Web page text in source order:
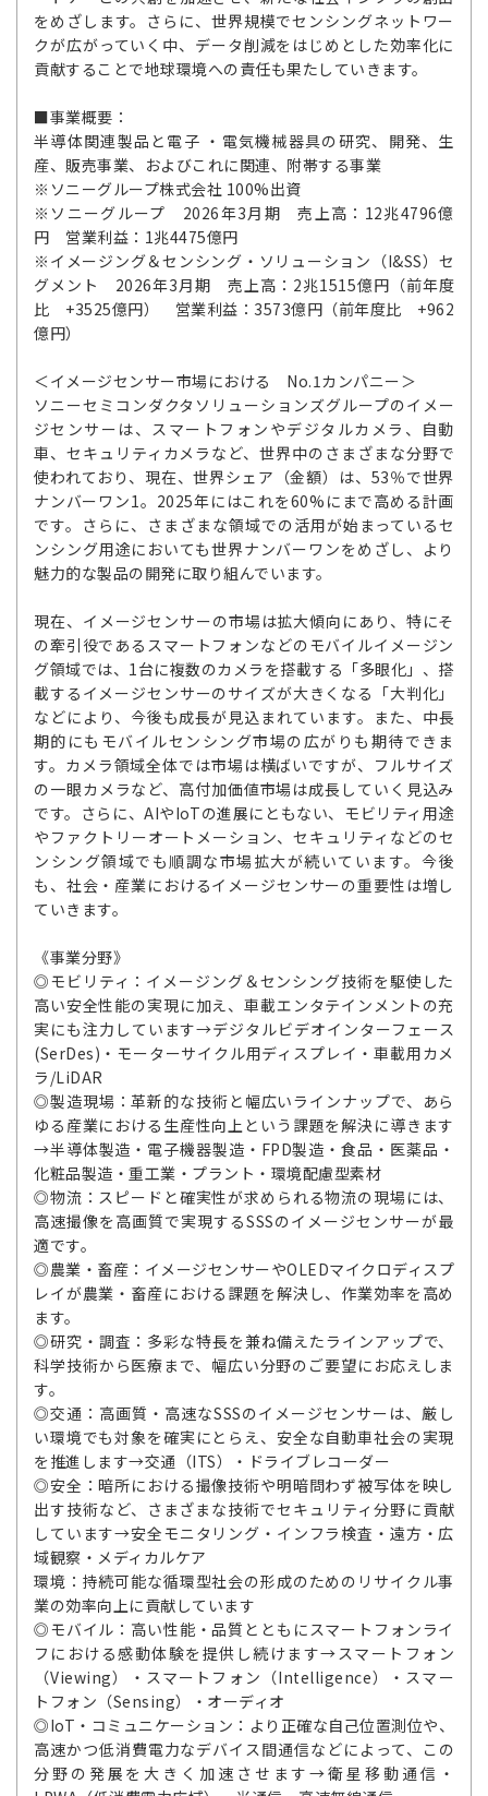
をめざします。さらに、世界規模でセンシングネットワー
クが広がっていく中、データ削減をはじめとした効率化に
貢献することで地球環境への責任も果たしていきます。
■事業概要：
半導体関連製品と電子 ・電気機械器具の研究、開発、生
産、販売事業、およびこれに関連、附帯する事業
※ソニーグループ株式会社 100%出資
※ソニーグループ 2026年3月期 売上高：12兆4796億
円 営業利益：1兆4475億円
※イメージング＆センシング・ソリューション（I&SS）セ
グメント 2026年3月期 売上高：2兆1515億円（前年度
比 +3525億円） 営業利益：3573億円（前年度比 +962
億円）
＜イメージセンサー市場における No.1カンパニー＞
ソニーセミコンダクタソリューションズグループのイメー
ジセンサーは、スマートフォンやデジタルカメラ、自動
車、セキュリティカメラなど、世界中のさまざまな分野で
使われており、現在、世界シェア（金額）は、53％で世界
ナンバーワン1。2025年にはこれを60%にまで高める計画
です。さらに、さまざまな領域での活用が始まっているセ
ンシング用途においても世界ナンバーワンをめざし、より
魅力的な製品の開発に取り組んでいます。
現在、イメージセンサーの市場は拡大傾向にあり、特にそ
の牽引役であるスマートフォンなどのモバイルイメージン
グ領域では、1台に複数のカメラを搭載する「多眼化」、搭
載するイメージセンサーのサイズが大きくなる「大判化」
などにより、今後も成長が見込まれています。また、中長
期的にもモバイルセンシング市場の広がりも期待できま
す。カメラ領域全体では市場は横ばいですが、フルサイズ
の一眼カメラなど、高付加価値市場は成長していく見込み
です。さらに、AIやIoTの進展にともない、モビリティ用途
やファクトリーオートメーション、セキュリティなどのセ
ンシング領域でも順調な市場拡大が続いています。今後
も、社会・産業におけるイメージセンサーの重要性は増し
ていきます。
《事業分野》
◎モビリティ：イメージング＆センシング技術を駆使した
高い安全性能の実現に加え、車載エンタテインメントの充
実にも注力しています→デジタルビデオインターフェース
(SerDes)・モーターサイクル用ディスプレイ・車載用カメ
ラ/LiDAR
◎製造現場：革新的な技術と幅広いラインナップで、あら
ゆる産業における生産性向上という課題を解決に導きます
→半導体製造・電子機器製造・FPD製造・食品・医薬品・
化粧品製造・重工業・プラント・環境配慮型素材
◎物流：スピードと確実性が求められる物流の現場には、
高速撮像を高画質で実現するSSSのイメージセンサーが最
適です。
◎農業・畜産：イメージセンサーやOLEDマイクロディスプ
レイが農業・畜産における課題を解決し、作業効率を高め
ます。
◎研究・調査：多彩な特長を兼ね備えたラインアップで、
科学技術から医療まで、幅広い分野のご要望にお応えしま
す。
◎交通：高画質・高速なSSSのイメージセンサーは、厳し
い環境でも対象を確実にとらえ、安全な自動車社会の実現
を推進します→交通（ITS）・ドライブレコーダー
◎安全：暗所における撮像技術や明暗問わず被写体を映し
出す技術など、さまざまな技術でセキュリティ分野に貢献
しています→安全モニタリング・インフラ検査・遠方・広
域観察・メディカルケア
環境：持続可能な循環型社会の形成のためのリサイクル事
業の効率向上に貢献しています
◎モバイル：高い性能・品質とともにスマートフォンライ
フにおける感動体験を提供し続けます→スマートフォン
（Viewing）・スマートフォン（Intelligence）・スマー
トフォン（Sensing）・オーディオ
◎IoT・コミュニケーション：より正確な自己位置測位や、
高速かつ低消費電力なデバイス間通信などによって、この
分野の発展を大きく加速させます→衛星移動通信・